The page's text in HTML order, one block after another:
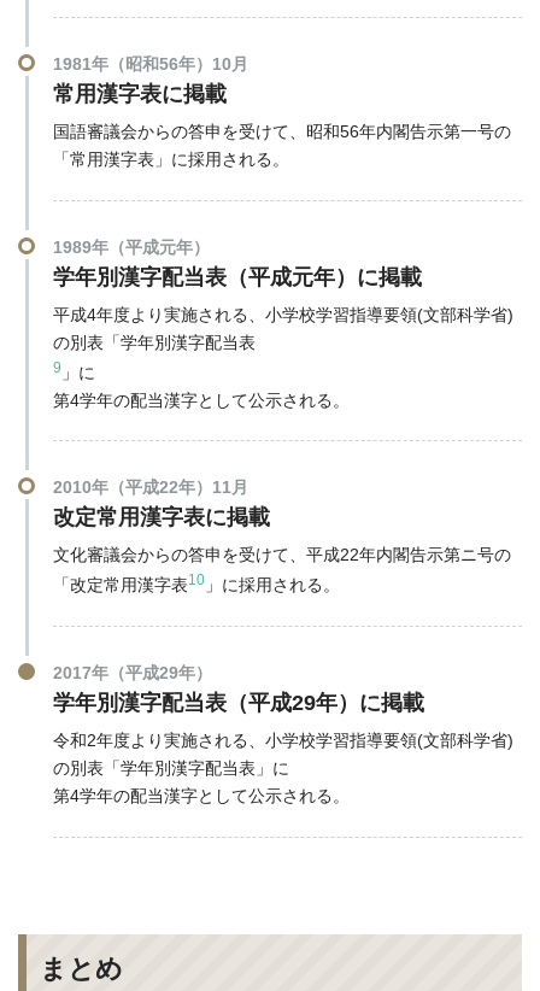
1981年（昭和56年）10月
常用漢字表に掲載
国語審議会からの答申を受けて、昭和56年内閣告示第一号の
「常用漢字表」に採用される。
1989年（平成元年）
学年別漢字配当表（平成元年）に掲載
平成4年度より実施される、小学校学習指導要領(文部科学省)
の別表「学年別漢字配当表
9 」に
第4学年の配当漢字として公示される。
2010年（平成22年）11月
改定常用漢字表に掲載
文化審議会からの答申を受けて、平成22年内閣告示第ニ号の
「改定常用漢字表10」に採用される。
2017年（平成29年）
学年別漢字配当表（平成29年）に掲載
令和2年度より実施される、小学校学習指導要領(文部科学省)
の別表「学年別漢字配当表」に
第4学年の配当漢字として公示される。
まとめ